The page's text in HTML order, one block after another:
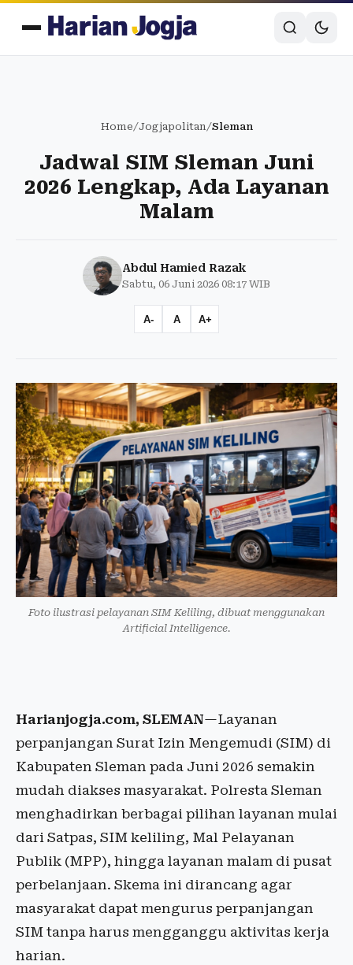
Home/Jogjapolitan/Sleman
Jadwal SIM Sleman Juni
2026 Lengkap, Ada Layanan
Malam
Abdul Hamied Razak
Sabtu, 06 Juni 2026 08:17 WIB
A- A A+
Foto ilustrasi pelayanan SIM Keliling, dibuat menggunakan
Artificial Intelligence.
Harianjogja.com, SLEMAN—Layanan
perpanjangan Surat Izin Mengemudi (SIM) di
Kabupaten Sleman pada Juni 2026 semakin
mudah diakses masyarakat. Polresta Sleman
menghadirkan berbagai pilihan layanan mulai
dari Satpas, SIM keliling, Mal Pelayanan
Publik (MPP), hingga layanan malam di pusat
perbelanjaan. Skema ini dirancang agar
masyarakat dapat mengurus perpanjangan
SIM tanpa harus mengganggu aktivitas kerja
harian.